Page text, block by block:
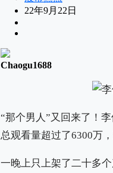
22年9月22日
Chaogu1688
“那个男人”又回来了！
总观看量超过了6300万
一晚上只上架了二十多